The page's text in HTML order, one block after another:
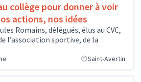
collège pour donner à voir
actions, nos idées
Romains, délégués, élus au CVC,
l’association sportive, de la
Saint-Avertin